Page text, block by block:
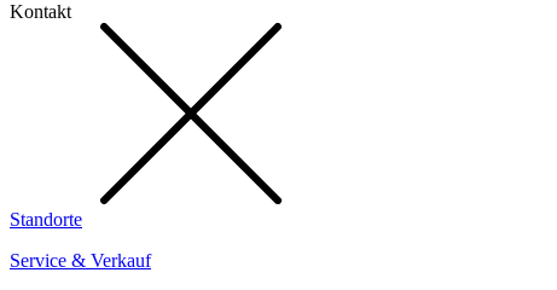
Kontakt
Standorte
Service & Verkauf